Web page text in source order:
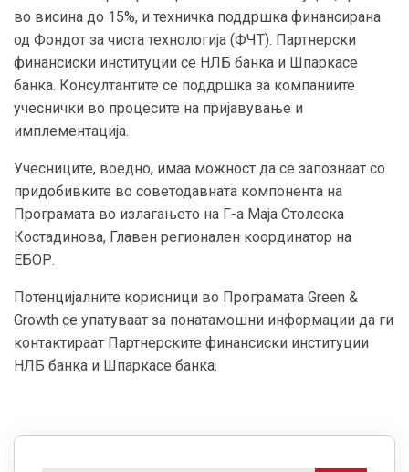
во висина до 15%, и техничка поддршка финансирана
од Фондот за чиста технологија (ФЧТ). Партнерски
финансиски институции се НЛБ банка и Шпаркасе
банка. Консултантите се поддршка за компаниите
учеснички во процесите на пријавување и
имплементација.
Учесниците, воедно, имаа можност да се запознаат со
придобивките во советодавната компонента на
Програмата во излагањето на Г-а Маја Столеска
Костадинова, Главен регионален координатор на
ЕБОР.
Потенцијалните корисници во Програмата Green &
Growth се упатуваат за понатамошни информации да ги
контактираат Партнерските финансиски институции
НЛБ банка и Шпаркасе банка.